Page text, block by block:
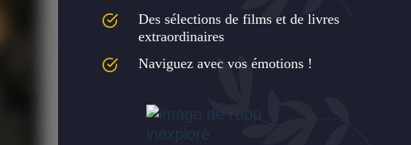
Des sélections de films et de livres
extraordinaires
Naviguez avec vos émotions !